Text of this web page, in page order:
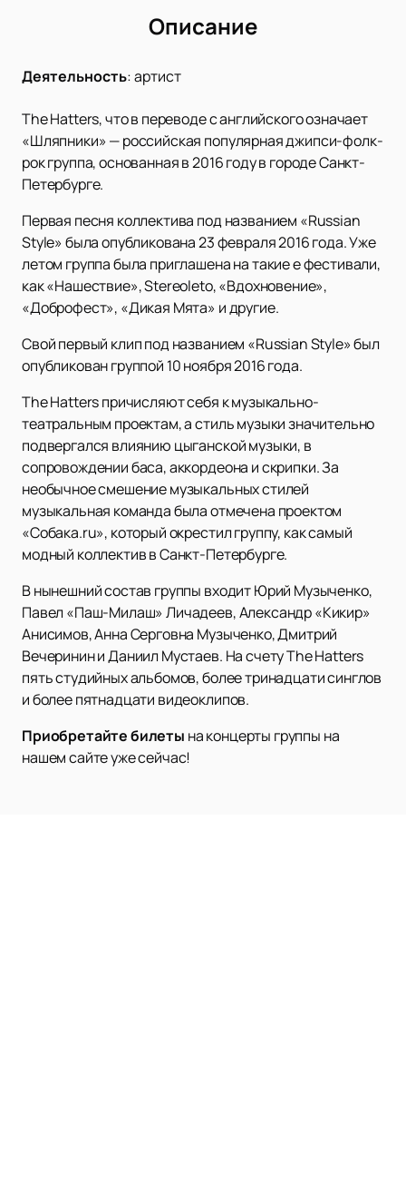
Описание
Деятельность:артист
The Hatters, что в переводе с английского означает
«Шляпники» — российская популярная джипси-фолк-
рок группа, основанная в 2016 году в городе Санкт-
Петербурге.
Первая песня коллектива под названием «Russian
Style» была опубликована 23 февраля 2016 года. Уже
летом группа была приглашена на такие е фестивали,
как «Нашествие», Stereoleto, «Вдохновение»,
«Доброфест», «Дикая Мята» и другие.
Свой первый клип под названием «Russian Style» был
опубликован группой 10 ноября 2016 года.
The Hatters причисляют себя к музыкально-
театральным проектам, а стиль музыки значительно
подвергался влиянию цыганской музыки, в
сопровождении баса, аккордеона и скрипки. За
необычное смешение музыкальных стилей
музыкальная команда была отмечена проектом
«Собака.ru», который окрестил группу, как самый
модный коллектив в Санкт-Петербурге.
В нынешний состав группы входит Юрий Музыченко,
Павел «Паш-Милаш» Личадеев, Александр «Кикир»
Анисимов, Анна Серговна Музыченко, Дмитрий
Вечеринин и Даниил Мустаев. На счету The Hatters
пять студийных альбомов, более тринадцати синглов
и более пятнадцати видеоклипов.
Приобретайте билеты на концерты группы на
нашем сайте уже сейчас!